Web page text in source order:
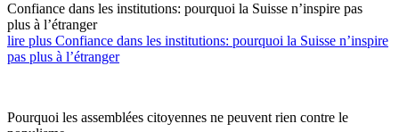
Confiance dans les institutions: pourquoi la Suisse n’inspire pas
plus à l’étranger
lire plus Confiance dans les institutions: pourquoi la Suisse n’inspire
pas plus à l’étranger
Pourquoi les assemblées citoyennes ne peuvent rien contre le